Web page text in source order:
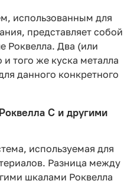
использованным для
представляет собой
Роквелла. Два (или
того же куска металла
данного конкретного
C и другими
используемая для
Разница между
шкалами Роквелла